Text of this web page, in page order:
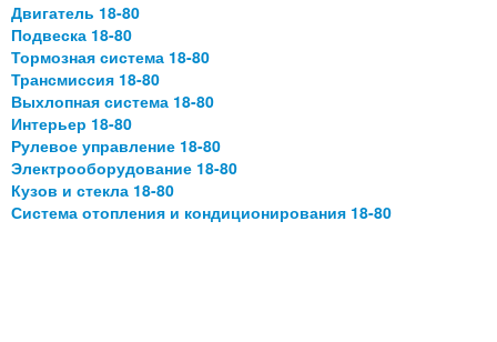
Двигатель 18-80
Подвеска 18-80
Тормозная система 18-80
Трансмиссия 18-80
Выхлопная система 18-80
Интерьер 18-80
Рулевое управление 18-80
Электрооборудование 18-80
Кузов и стекла 18-80
Система отопления и кондиционирования 18-80